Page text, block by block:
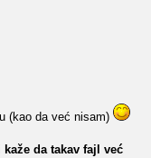
(kao da već nisam)
da takav fajl već